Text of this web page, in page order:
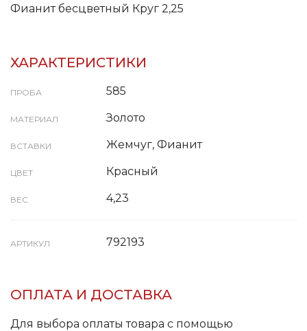
Фианит бесцветный Круг 2,25
ХАРАКТЕРИСТИКИ
ПРОБА 585
МАТЕРИАЛ Золото
ВСТАВКИ Жемчуг, Фианит
ЦВЕТ Красный
ВЕС 4,23
АРТИКУЛ 792193
ОПЛАТА И ДОСТАВКА
Для выбора оплаты товара с помощью